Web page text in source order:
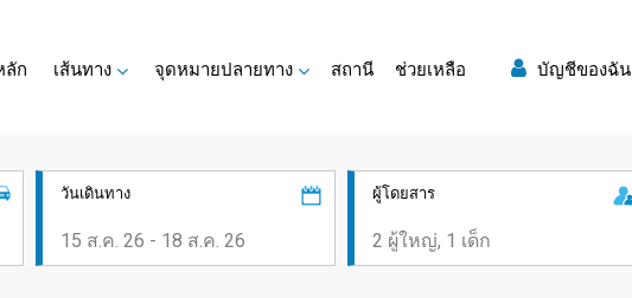
ลัก เส้นทาง จุดหมายปลายทาง สถานี ช่วยเหลือ บัญชีของฉัน
วันเดินทาง ผู้โดยสาร